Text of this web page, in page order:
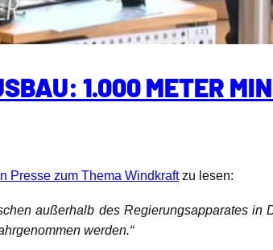
1.000 METER
Presse zum Thema Windkraftzu lesen:
außerhalb des Regierungsapparates in
werden.“